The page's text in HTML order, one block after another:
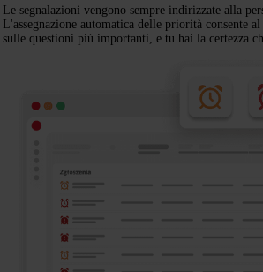
Le segnalazioni vengono sempre indirizzate alla
L'assegnazione automatica delle priorità consente
sulle questioni più importanti, e tu hai la certezza